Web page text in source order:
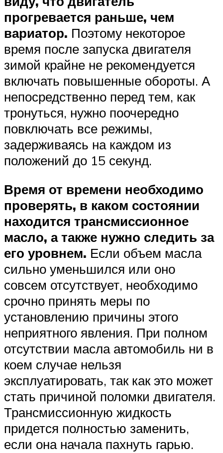
прогревается раньше, чем
вариатор. Поэтому некоторое
время после запуска двигателя
зимой крайне не рекомендуется
включать повышенные обороты. А
непосредственно перед тем, как
тронуться, нужно поочередно
повключать все режимы,
задерживаясь на каждом из
положений до 15 секунд.
Время от времени необходимо
проверять, в каком состоянии
находится трансмиссионное
масло, а также нужно следить за
его уровнем. Если объем масла
сильно уменьшился или оно
совсем отсутствует, необходимо
срочно принять меры по
установлению причины этого
неприятного явления. При полном
отсутствии масла автомобиль ни в
коем случае нельзя
эксплуатировать, так как это может
стать причиной поломки двигателя.
Трансмиссионную жидкость
придется полностью заменить,
если она начала пахнуть гарью.